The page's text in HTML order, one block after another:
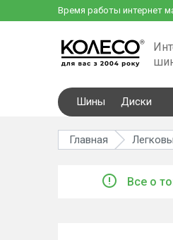
Время работы интернет
Шины Диски
Главная
Все о